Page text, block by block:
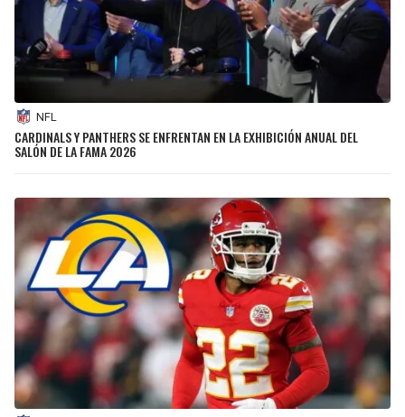
NFL
CARDINALS Y PANTHERS SE ENFRENTAN EN LA EXHIBICIÓN ANUAL DEL
SALÓN DE LA FAMA 2026